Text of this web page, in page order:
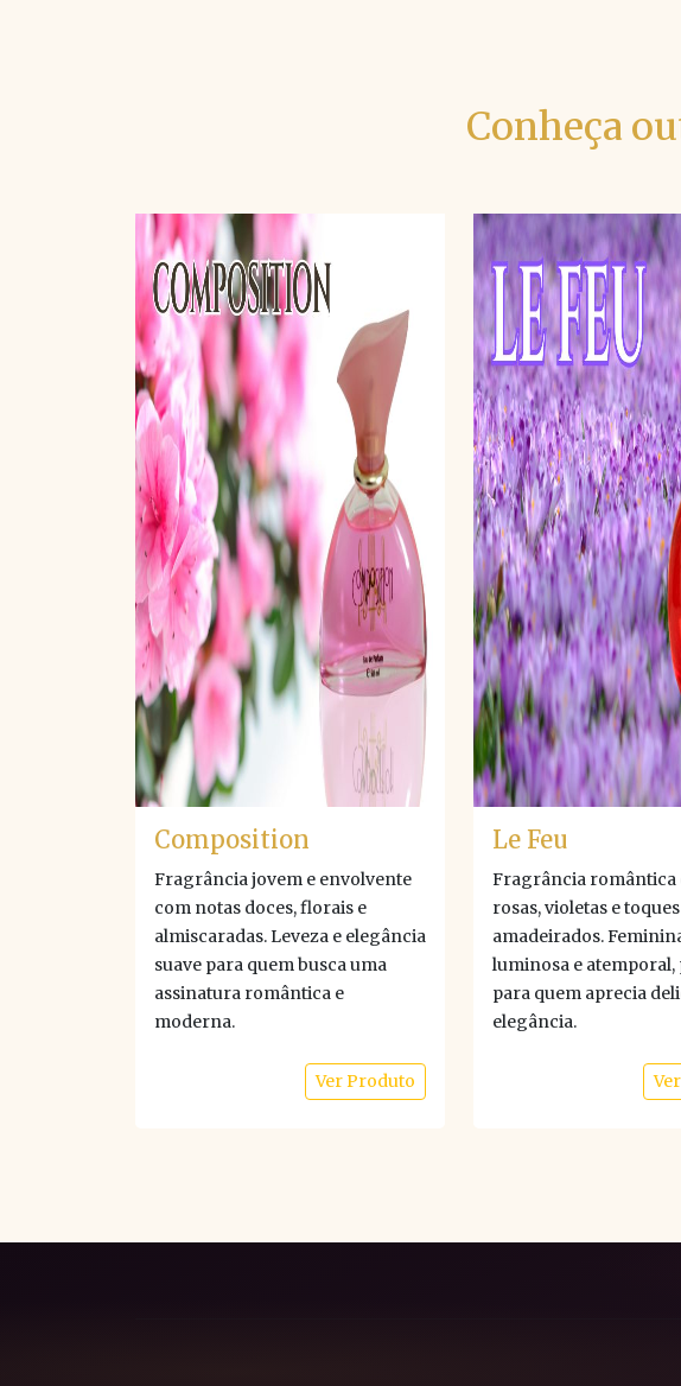
Conheça
Composition
Fragrância jovem e envolvente
com notas doces, florais e
almiscaradas. Leveza e elegância
suave para quem busca uma
assinatura romântica e
moderna.
Ver Produto
Le Feu
Fragrância romântica
rosas, violetas e toques
amadeirados.
luminosa e
para quem aprecia
elegância.